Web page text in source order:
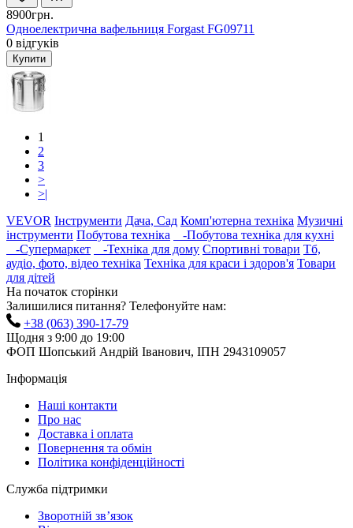
8900грн.
Одноелектрична вафельниця Forgast FG09711
0 відгуків
Купити
1
2
3
>
>|
VEVOR Інструменти Дача, Сад Комп'ютерна техніка Музичні
інструменти Побутова техніка
-Побутова техніка для кухні
-Супермаркет
-Техніка для дому Спортивні товари Тб,
аудіо, фото, відео техніка Техніка для краси і здоров'я Товари
для дітей
На початок сторінки
Залишилися питання? Телефонуйте нам:
+38 (063) 390-17-79
Щодня з 9:00 до 19:00
ФОП Шопський Андрій Іванович, ІПН 2943109057
Інформація
Наші контакти
Про нас
Доставка і оплата
Повернення та обмін
Політика конфіденційності
Служба підтримки
Зворотній зв’язок